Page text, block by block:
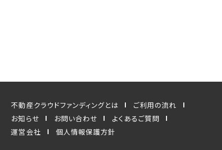
不動産クラウドファンディングとは
ご利用の流れ
お知らせ
お問い合わせ
よくあるご質問
運営会社
個人情報保護方針